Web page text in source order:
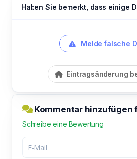
Haben Sie bemerkt, dass einige
Melde falsche
Eintragsänderung
Kommentar hinzufügen
Schreibe eine Bewertung